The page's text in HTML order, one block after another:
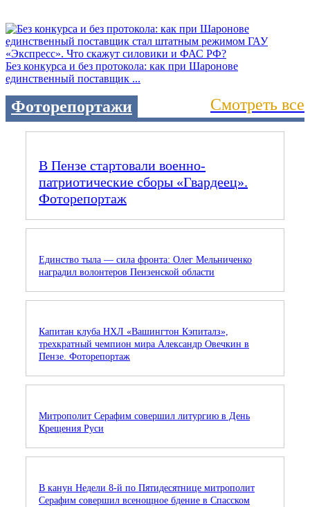
Без конкурса и без протокола: как при Шаронове
единственный поставщик ...
Фоторепортажи Смотреть все
В Пензе стартовали военно-
патриотические сборы «Гвардеец».
Фоторепортаж
Единство тыла — сила фронта: Олег Мельниченко
наградил волонтеров Пензенской области
Капитан клуба НХЛ «Вашингтон Кэпиталз»,
трехкратный чемпион мира Александр Овечкин в
Пензе. Фоторепортаж
Митрополит Серафим совершил литургию в День
Крещения Руси
В канун Недели 8-й по Пятидесятнице митрополит
Серафим совершил всенощное бдение в Спасском